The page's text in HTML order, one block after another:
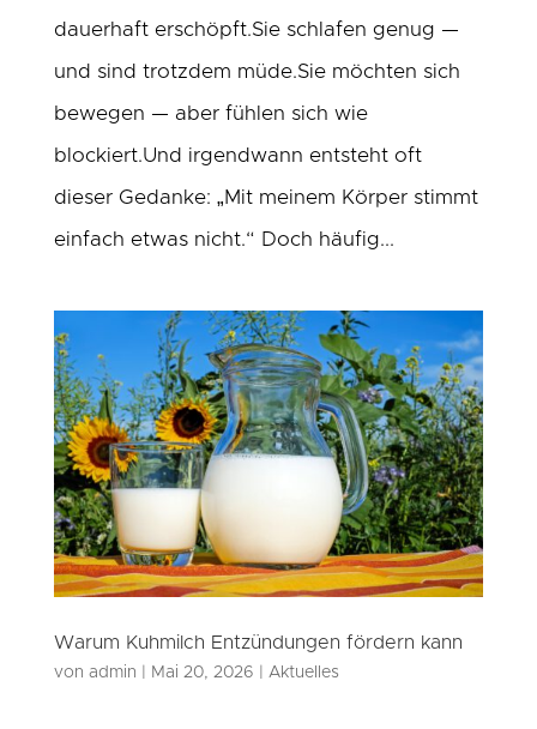
dauerhaft erschöpft.Sie schlafen genug —
und sind trotzdem müde.Sie möchten sich
bewegen — aber fühlen sich wie
blockiert.Und irgendwann entsteht oft
dieser Gedanke: „Mit meinem Körper stimmt
einfach etwas nicht.“ Doch häufig...
Warum Kuhmilch Entzündungen fördern kann
von admin Mai 20, 2026 Aktuelles